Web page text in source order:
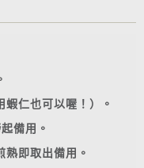
仁也可以喔！）。
備用。
即取出備用。